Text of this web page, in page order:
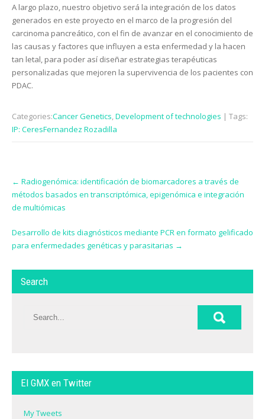
A largo plazo, nuestro objetivo será la integración de los datos
generados en este proyecto en el marco de la progresión del
carcinoma pancreático, con el fin de avanzar en el conocimiento de
las causas y factores que influyen a esta enfermedad y la hacen
tan letal, para poder así diseñar estrategias terapéuticas
personalizadas que mejoren la supervivencia de los pacientes con
PDAC.
Categories:Cancer Genetics,Development of technologies | Tags:
IP: CeresFernandez Rozadilla
Post
navigation
← Radiogenómica: identificación de biomarcadores a través de
métodos basados en transcriptómica, epigenómica e integración
de multiómicas
Desarrollo de kits diagnósticos mediante PCR en formato gelificado
para enfermedades genéticas y parasitarias →
Search
El GMX en Twitter
My Tweets